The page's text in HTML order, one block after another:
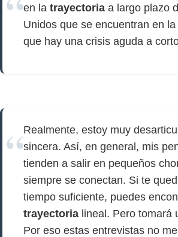
en la trayectoria a largo plazo
Unidos que se encuentran en
que hay una crisis aguda a
Realmente, estoy muy
sincera. Así, en general, mis
tienden a salir en pequeños
siempre se conectan. Si te
tiempo suficiente, puedes
trayectoria lineal. Pero tomará
Por eso estas entrevistas no